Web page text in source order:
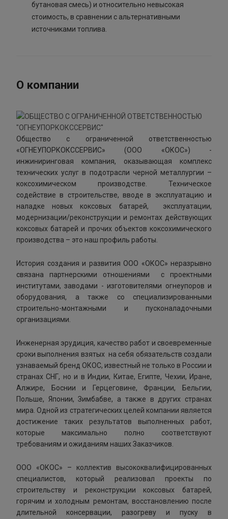
бутановая смесь) и относительно невысокая
стоимость, в сравнении с альтернативными
источниками топлива.
О компании
Общество с ограниченной ответственностью
«ОГНЕУПОРКОКССЕРВИС» (ООО «ОКОС») -
инжиниринговая компания, оказывающая комплекс
технических услуг в подотрасли черной металлургии –
коксохимическом производстве. Техническое
содействие в строительстве, вводе в эксплуатацию и
наладке новых коксовых батарей, эксплуатации,
модернизации/реконструкции и ремонтах действующих
коксовых батарей и прочих объектов коксохимического
производства – это наш профиль работы.
История создания и развития ООО «ОКОС» неразрывно
связана партнерскими отношениями с проектными
институтами, заводами - изготовителями огнеупоров и
оборудования, а также со специализированными
строительно-монтажными и пусконаладочными
организациями.
Инженерная эрудиция, качество работ и своевременные
сроки выполнения взятых на себя обязательств создали
узнаваемый бренд ОКОС, известный не только в России и
странах СНГ, но и в Индии, Китае, Египте, Чехии, Иране,
Алжире, Боснии и Герцеговине, Франции, Бельгии,
Польше, Японии, Зимбабве, а также в других странах
мира. Одной из стратегических целей компании является
достижение таких результатов выполненных работ,
которые максимально полно соответствуют
требованиям и ожиданиям наших Заказчиков.
ООО «ОКОС» – коллектив высококвалифицированных
специалистов, который реализовал проекты по
строительству и реконструкции коксовых батарей,
горячим и холодным ремонтам, восстановлению после
длительной консервации, разогреву и пуску в